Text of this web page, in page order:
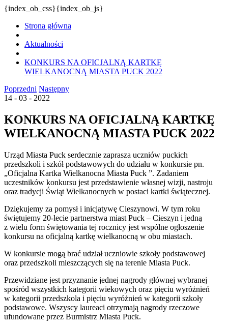
{index_ob_css}{index_ob_js}
Strona główna
Aktualności
KONKURS NA OFICJALNĄ KARTKĘ
WIELKANOCNĄ MIASTA PUCK 2022
Poprzedni Następny
14 - 03 - 2022
KONKURS NA OFICJALNĄ KARTKĘ
WIELKANOCNĄ MIASTA PUCK 2022
Urząd Miasta Puck serdecznie zaprasza uczniów puckich
przedszkoli i szkół podstawowych do udziału w konkursie pn.
„Oficjalna Kartka Wielkanocna Miasta Puck ”. Zadaniem
uczestników konkursu jest przedstawienie własnej wizji, nastroju
oraz tradycji Świąt Wielkanocnych w postaci kartki świątecznej.
Dziękujemy za pomysł i inicjatywę Cieszynowi. W tym roku
świętujemy 20-lecie partnerstwa miast Puck – Cieszyn i jedną
z wielu form świętowania tej rocznicy jest wspólne ogłoszenie
konkursu na oficjalną kartkę wielkanocną w obu miastach.
W konkursie mogą brać udział uczniowie szkoły podstawowej
oraz przedszkoli mieszczących się na terenie Miasta Puck.
Przewidziane jest przyznanie jednej nagrody głównej wybranej
spośród wszystkich kategorii wiekowych oraz pięciu wyróżnień
w kategorii przedszkola i pięciu wyróżnień w kategorii szkoły
podstawowe. Wszyscy laureaci otrzymają nagrody rzeczowe
ufundowane przez Burmistrz Miasta Puck.